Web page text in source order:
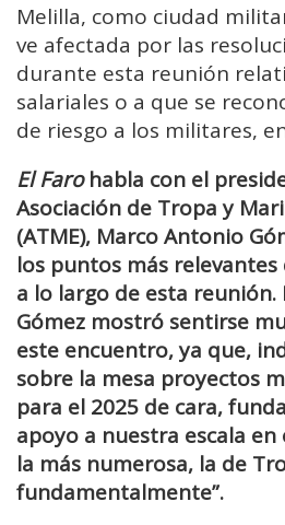
Melilla, como ciudad
ve afectada por las
durante esta reunión
salariales o a que se
de riesgo a los militares,
El Farohabla con el
Asociación de Tropa y
(ATME), Marco Antonio
los puntos más
a lo largo de esta reunión.
Gómez mostró sentirse
este encuentro, ya que,
sobre la mesa proyectos
para el 2025 de cara,
apoyo a nuestra escala en
la más numerosa, la de
fundamentalmente”.